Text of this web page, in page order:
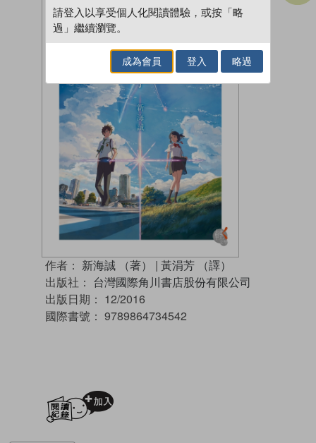
作者： 新海誠 （著） | 黃涓芳 （譯）
出版社： 台灣國際角川書店股份有限公司
出版日期： 12/2016
國際書號： 9789864734542
請登入以享受個人化閱讀體驗，或按「略
過」繼續瀏覽。
成為會員 登入 略過